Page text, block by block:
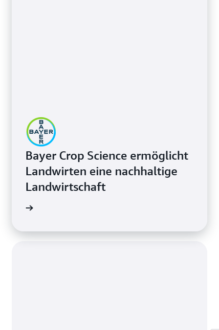
Bayer Crop Science ermöglicht
Landwirten eine nachhaltige
Landwirtschaft